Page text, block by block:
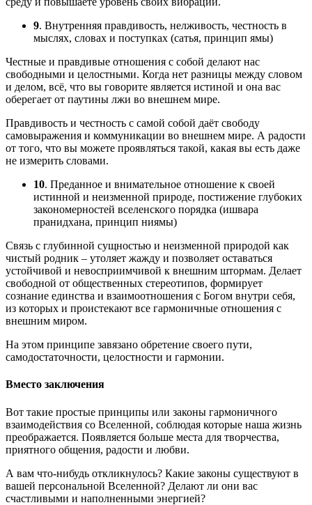
9. Внутренняя правдивость, нелживость, честность в
мыслях, словах и поступках (сатья, принцип ямы)
Честные и правдивые отношения с собой делают нас
свободными и целостными. Когда нет разницы между словом
и делом, всё, что вы говорите является истиной и она вас
оберегает от паутины лжи во внешнем мире.
Правдивость и честность с самой собой даёт свободу
самовыражения и коммуникации во внешнем мире. А радости
от того, что вы можете проявляться такой, какая вы есть даже
не измерить словами.
10. Преданное и внимательное отношение к своей
истинной и неизменной природе, постижение глубоких
закономерностей вселенского порядка (ишвара
пранидхана, принцип ниямы)
Связь с глубинной сущностью и неизменной природой как
чистый родник – утоляет жажду и позволяет оставаться
устойчивой и невосприимчивой к внешним штормам. Делает
свободной от общественных стереотипов, формирует
сознание единства и взаимоотношения с Богом внутри себя,
из которых и проистекают все гармоничные отношения с
внешним миром.
На этом принципе завязано обретение своего пути,
самодостаточности, целостности и гармонии.
Вместо заключения
Вот такие простые принципы или законы гармоничного
взаимодействия со Вселенной, соблюдая которые наша жизнь
преображается. Появляется больше места для творчества,
приятного общения, радости и любви.
А вам что-нибудь откликнулось? Какие законы существуют в
вашей персональной Вселенной? Делают ли они вас
счастливыми и наполненными энергией?